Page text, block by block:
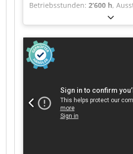
Betriebsstunden: 2’600 h,
, Caterpillar
Cat C4.4 ? Leistung (ISO
PS ? Hubraum: 4,4 l ? Zylinder:
Stage V Chsdpfozqx Rtox Alija
Höchstgeschwindigkeit: bis ca.
Antrieb: hydrostatischer
Dieseltank: ca. 350 Liter *
Load-Sensing Hydraulik mit
Zusatzkreisen für
2600 Betriebsstunden und